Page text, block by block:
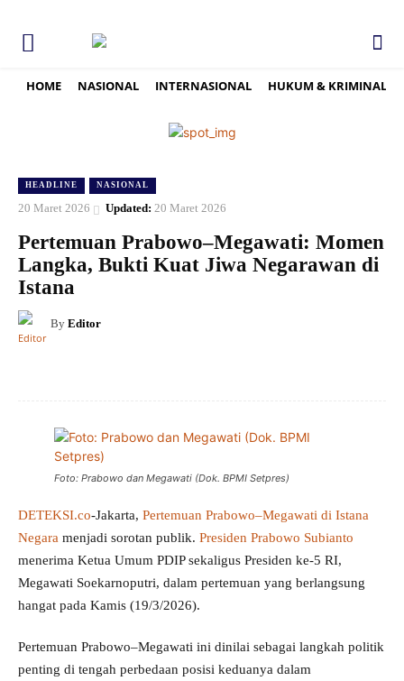
HOME NASIONAL INTERNASIONAL HUKUM & KRIMINAL
HEADLINE NASIONAL
20 Maret 2026 Updated: 20 Maret 2026
Pertemuan Prabowo–Megawati: Momen
Langka, Bukti Kuat Jiwa Negarawan di
Istana
By Editor
Foto: Prabowo dan Megawati (Dok. BPMI Setpres)
DETEKSI.co-Jakarta, Pertemuan Prabowo–Megawati di Istana
Negara menjadi sorotan publik. Presiden Prabowo Subianto
menerima Ketua Umum PDIP sekaligus Presiden ke-5 RI,
Megawati Soekarnoputri, dalam pertemuan yang berlangsung
hangat pada Kamis (19/3/2026).
Pertemuan Prabowo–Megawati ini dinilai sebagai langkah politik
penting di tengah perbedaan posisi keduanya dalam